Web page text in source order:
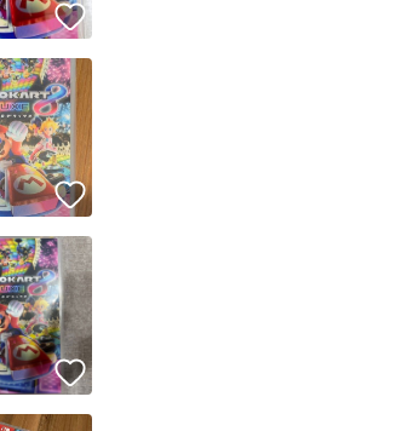
いいね！
いいね！
いいね！